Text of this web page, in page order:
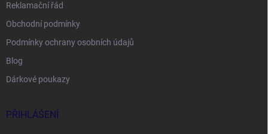
Reklamační řád
Obchodní podmínky
Podmínky ochrany osobních údajů
Blog
Dárkové poukazy
PŘIHLÁŠENÍ